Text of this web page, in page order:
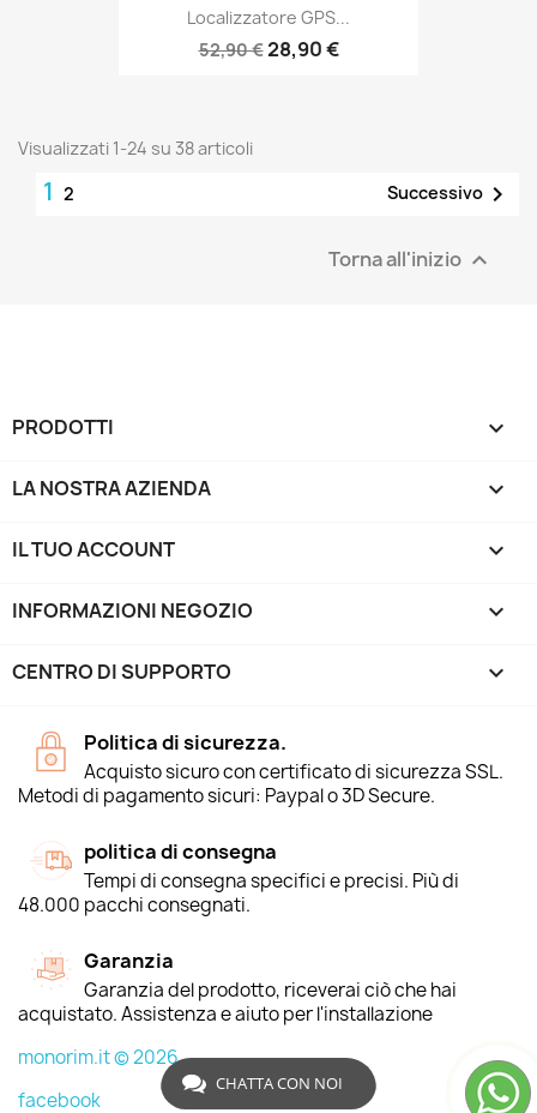
Localizzatore GPS...
52,90 €28,90 €
Visualizzati 1-24 su 38 articoli
1 2 Successivo 
Torna all'inizio 
PRODOTTI 
LA NOSTRA AZIENDA 
IL TUO ACCOUNT 
INFORMAZIONI NEGOZIO keyboard_arrow_down
CENTRO DI SUPPORTO 
Politica di sicurezza.
Acquisto sicuro con certificato di sicurezza SSL.
Metodi di pagamento sicuri: Paypal o 3D Secure.
politica di consegna
Tempi di consegna specifici e precisi. Più di
48.000 pacchi consegnati.
Garanzia
Garanzia del prodotto, riceverai ciò che hai
acquistato. Assistenza e aiuto per l'installazione
monorim.it © 2026
facebook
CHATTA CON NOI